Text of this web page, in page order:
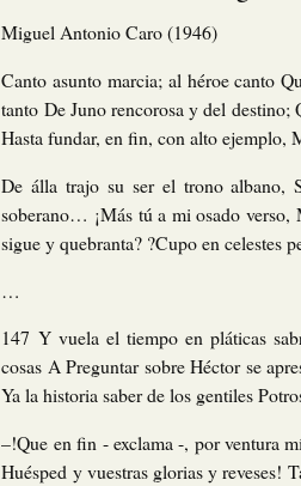
Miguel Antonio Caro (1946)
Canto asunto marcia; al héroe canto
tanto De Juno rencorosa y del destino;
Hasta fundar, en fin, con alto ejemplo,
De álla trajo su ser el trono albano,
soberano… ¡Más tú a mi osado verso,
sigue y quebranta? ?Cupo en celestes
…
147 Y vuela el tiempo en pláticas
cosas A Preguntar sobre Héctor se
Ya la historia saber de los gentiles
–!Que en fin - exclama -, por ventura
Huésped y vuestras glorias y reveses!